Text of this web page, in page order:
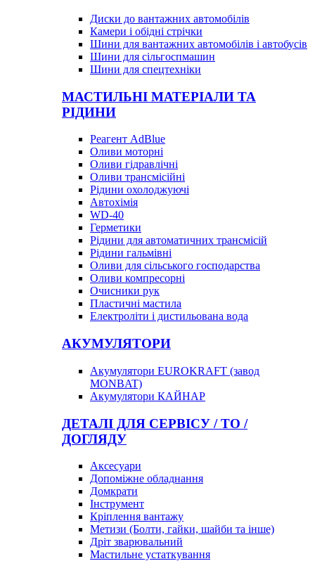
Диски до вантажних автомобілів
Камери і обідні стрічки
Шини для вантажних автомобілів і автобусів
Шини для сільгоспмашин
Шини для спецтехніки
МАСТИЛЬНІ МАТЕРІАЛИ ТА
РІДИНИ
Реагент AdBlue
Оливи моторні
Оливи гідравлічні
Оливи трансмісійні
Рідини охолоджуючі
Автохімія
WD-40
Герметики
Рідини для автоматичних трансмісій
Рідини гальмівні
Оливи для сільського господарства
Оливи компресорні
Очисники рук
Пластичні мастила
Електроліти і дистильована вода
АКУМУЛЯТОРИ
Акумулятори EUROKRAFT (завод
MONBAT)
Акумулятори КАЙНАР
ДЕТАЛІ ДЛЯ СЕРВІСУ / ТО /
ДОГЛЯДУ
Аксесуари
Допоміжне обладнання
Домкрати
Інструмент
Кріплення вантажу
Метизи (Болти, гайки, шайби та інше)
Дріт зварювальний
Мастильне устаткування